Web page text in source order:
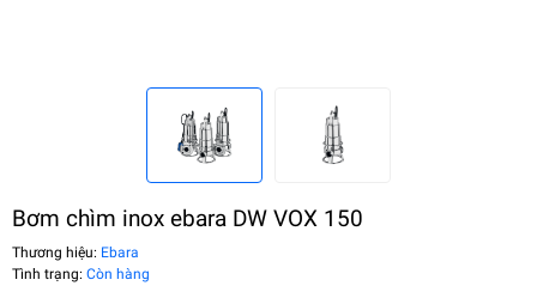
Bơm chìm inox ebara DW VOX 150
Thương hiệu: Ebara
Tình trạng: Còn hàng